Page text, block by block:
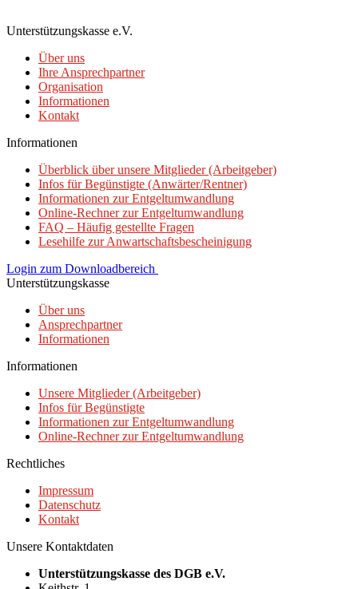
Unterstützungskasse e.V.
Über uns
Ihre Ansprechpartner
Organisation
Informationen
Kontakt
Informationen
Überblick über unsere Mitglieder (Arbeitgeber)
Infos für Begünstigte (Anwärter/Rentner)
Informationen zur Entgeltumwandlung
Online-Rechner zur Entgeltumwandlung
FAQ – Häufig gestellte Fragen
Lesehilfe zur Anwartschaftsbescheinigung
Login zum Downloadbereich
Unterstützungskasse
Über uns
Ansprechpartner
Informationen
Informationen
Unsere Mitglieder (Arbeitgeber)
Infos für Begünstigte
Informationen zur Entgeltumwandlung
Online-Rechner zur Entgeltumwandlung
Rechtliches
Impressum
Datenschutz
Kontakt
Unsere Kontaktdaten
Unterstützungskasse des DGB e.V.